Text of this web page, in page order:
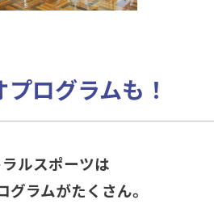
ログラムも！
ルスポーツは
グラムがたくさん。